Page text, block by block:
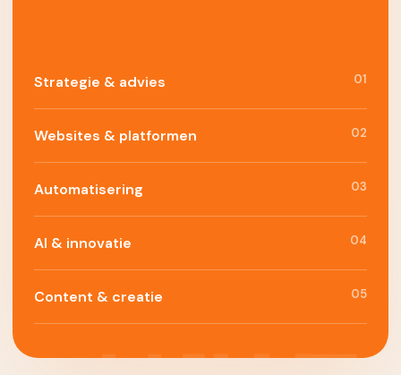
Strategie & advies 01
Websites & platformen 02
Automatisering 03
AI & innovatie 04
Content & creatie 05